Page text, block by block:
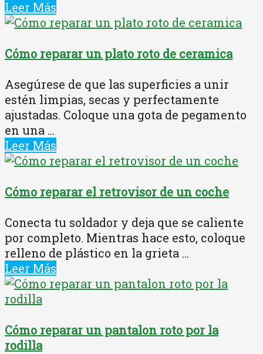
Leer Más
Cómo reparar un plato roto de ceramica
Asegúrese de que las superficies a unir
estén limpias, secas y perfectamente
ajustadas. Coloque una gota de pegamento
en una ...
Leer Más
Cómo reparar el retrovisor de un coche
Conecta tu soldador y deja que se caliente
por completo. Mientras hace esto, coloque
relleno de plástico en la grieta ...
Leer Más
Cómo reparar un pantalon roto por la
rodilla